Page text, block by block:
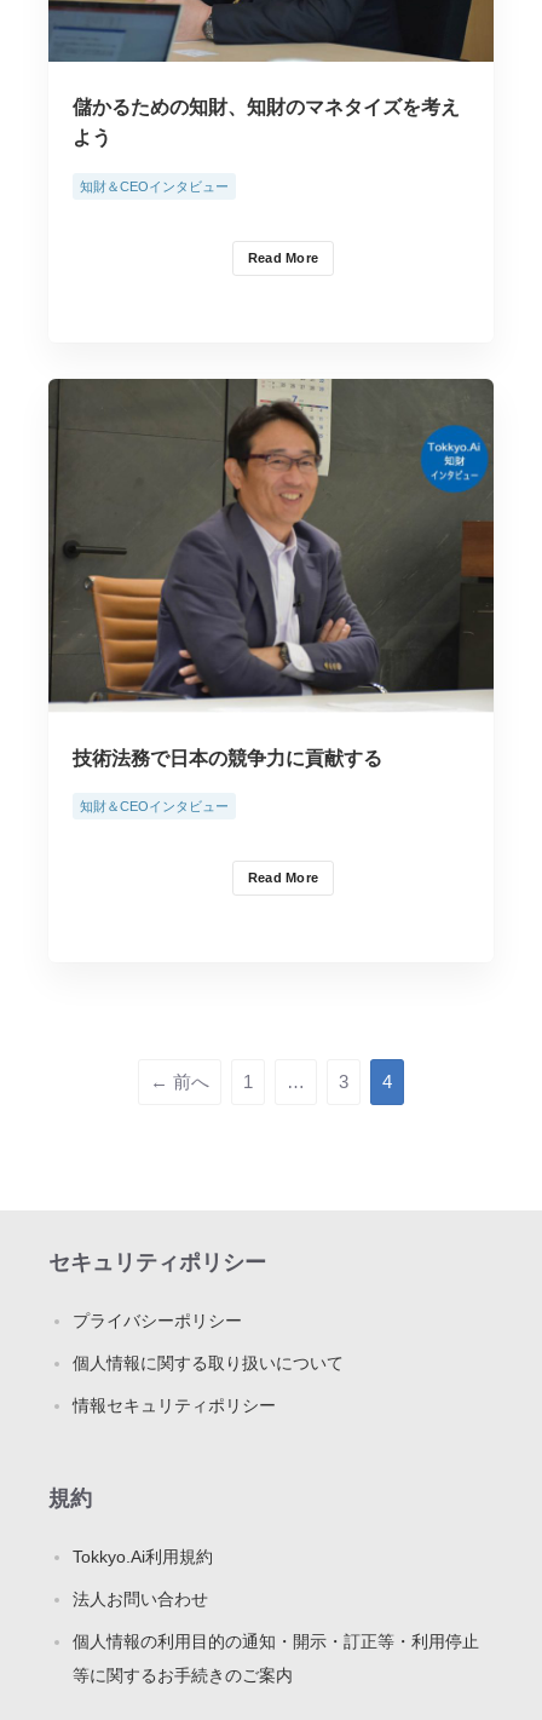
儲かるための知財、知財のマネタイズを考え
よう
Read More
知財＆CEOインタビュー
技術法務で日本の競争力に貢献する
Read More
知財＆CEOインタビュー
← 前へ 1 … 3 4
セキュリティポリシー
プライバシーポリシー
個人情報に関する取り扱いについて
情報セキュリティポリシー
規約
Tokkyo.Ai利用規約
法人お問い合わせ
個人情報の利用目的の通知・開示・訂正等・利用停止
等に関するお手続きのご案内